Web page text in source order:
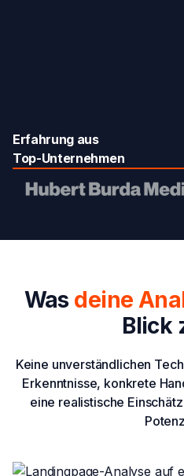
Erfahrung aus
Top-Unternehmen
Was deine
Blick
Keine unverständlichen
Erkenntnisse, konkrete
eine realistische